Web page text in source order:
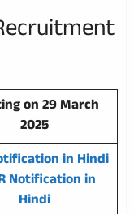
on 29 March
2025
in Hindi
Notification in
Hindi